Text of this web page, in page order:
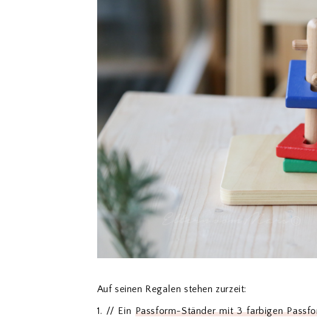
Auf seinen Regalen stehen zurzeit:
1. // Ein Passform-Ständer mit 3 farbigen